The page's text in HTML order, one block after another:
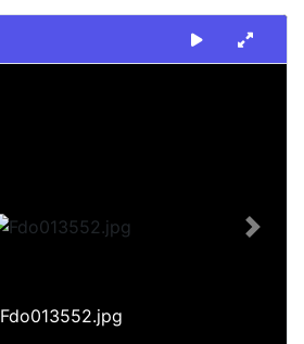
Fdo013552.jpg
Next